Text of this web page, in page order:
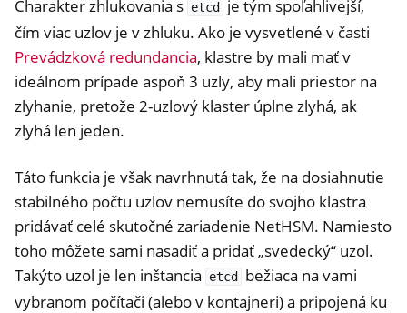
Charakter zhlukovania s etcd
je tým spoľahlivejší,
čím viac uzlov je v zhluku. Ako je vysvetlené v časti
Prevádzková redundancia, klastre by mali mať v
ideálnom prípade aspoň 3 uzly, aby mali priestor na
zlyhanie, pretože 2-uzlový klaster úplne zlyhá, ak
zlyhá len jeden.
Táto funkcia je však navrhnutá tak, že na dosiahnutie
stabilného počtu uzlov nemusíte do svojho klastra
pridávať celé skutočné zariadenie NetHSM. Namiesto
toho môžete sami nasadiť a pridať „svedecký“ uzol.
Takýto uzol je len inštancia
etcd
bežiaca na vami
vybranom počítači (alebo v kontajneri) a pripojená ku